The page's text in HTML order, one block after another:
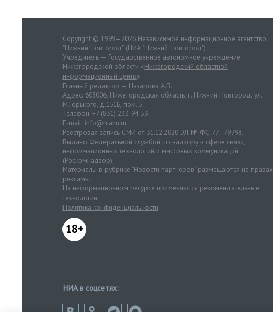
Copyright © 1999—2026 Независимое информационное агентство
"Нижний Новгород" (НИА "Нижний Новгород")
Учредитель — Государственное автономное учреждение
Нижегородской области «Нижегородский областной
информационный центр»
Главный редактор — Назарова А.В.
Адрес: 603006, Нижегородская область, г. Нижний Новгород. ул.
М.Горького, д.151Б, пом. 5
Телефон: +7 (831) 233-94-53
E-mail: info@niann.ru
Реестровая запись СМИ от 31.12.2020 ЭЛ № ФС 77 - 79798.
Выдано Федеральной службой по надзору в сфере связи,
информационных технологий и массовых коммуникаций
(Роскомнадзор).
Материалы в рубрике "Новости партнеров" размещаются на правах
рекламы.
На информационном ресурсе применяются рекомендательные
технологии.
Политика конфиденциальности
18+
НИА в соцсетях: